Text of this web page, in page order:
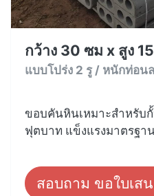
กว้าง 30 ซม x สูง
แบบโปร่ง 2 รู / หนักท่อน
ขอบคันหินเหมาะสำหรับ
ฟุตบาท แข็งแรงมาตรฐา
สอบถาม ขอใบเส